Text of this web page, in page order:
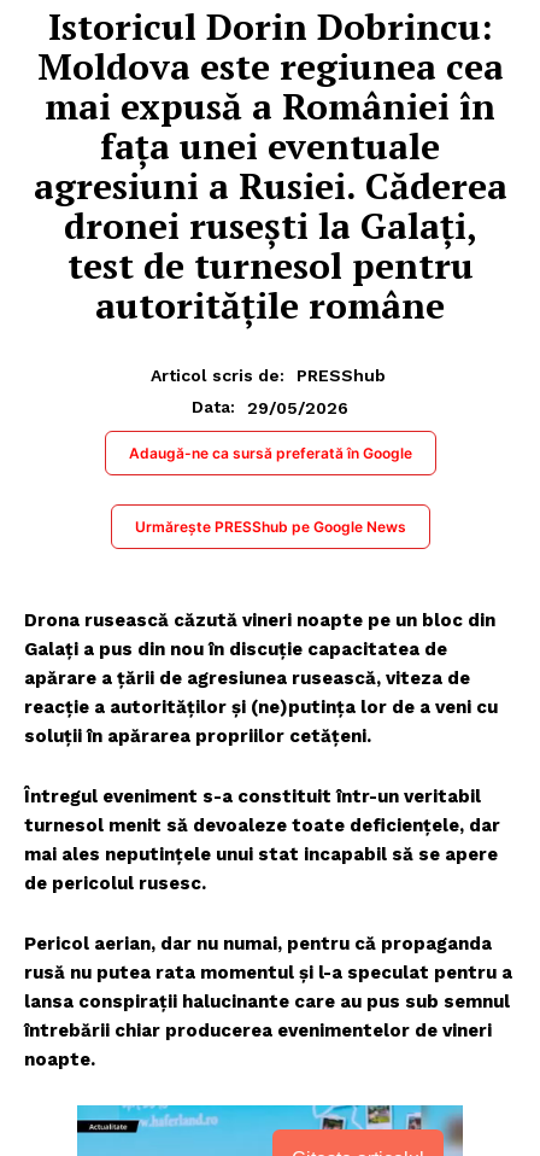
Istoricul Dorin Dobrincu:
Moldova este regiunea cea
mai expusă a României în
fața unei eventuale
agresiuni a Rusiei. Căderea
dronei rusești la Galați,
test de turnesol pentru
autoritățile române
Articol scris de:
PRESShub
Data:
29/05/2026
Adaugă-ne ca sursă preferată în Google
Urmărește PRESShub pe Google News
Drona rusească căzută vineri noapte pe un bloc din
Galați a pus din nou în discuție capacitatea de
apărare a țării de agresiunea rusească, viteza de
reacție a autorităților și (ne)putința lor de a veni cu
soluții în apărarea propriilor cetățeni.
Întregul eveniment s-a constituit într-un veritabil
turnesol menit să devoaleze toate deficiențele, dar
mai ales neputințele unui stat incapabil să se apere
de pericolul rusesc.
Pericol aerian, dar nu numai, pentru că propaganda
rusă nu putea rata momentul și l-a speculat pentru a
lansa conspirații halucinante care au pus sub semnul
întrebării chiar producerea evenimentelor de vineri
noapte.